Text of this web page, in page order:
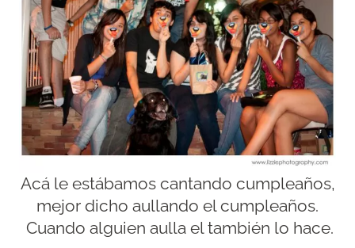
Acá le estábamos cantando cumpleaños,
mejor dicho aullando el cumpleaños.
Cuando alguien aulla el también lo hace.